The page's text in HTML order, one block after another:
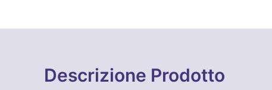
Descrizione Prodotto